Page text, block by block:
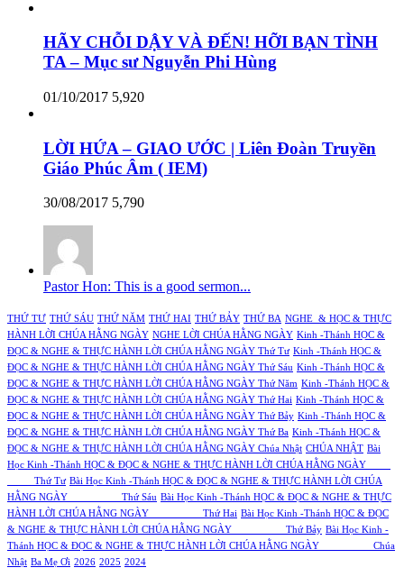
HÃY CHỖI DẬY VÀ ĐẾN! HỠI BẠN TÌNH
TA – Mục sư Nguyễn Phi Hùng
01/10/2017 5,920
LỜI HỨA – GIAO ƯỚC | Liên Đoàn Truyền
Giáo Phúc Âm ( IEM)
30/08/2017 5,790
Pastor Hon: This is a good sermon...
THỨ TƯ THỨ SÁU THỨ NĂM THỨ HAI THỨ BẢY THỨ BA NGHE & HỌC & THỰC
HÀNH LỜI CHÚA HẰNG NGÀY NGHE LỜI CHÚA HẰNG NGÀY Kinh -Thánh HỌC &
ĐỌC & NGHE & THỰC HÀNH LỜI CHÚA HẰNG NGÀY Thứ Tư Kinh -Thánh HỌC &
ĐỌC & NGHE & THỰC HÀNH LỜI CHÚA HẰNG NGÀY Thứ Sáu Kinh -Thánh HỌC &
ĐỌC & NGHE & THỰC HÀNH LỜI CHÚA HẰNG NGÀY Thứ Năm Kinh -Thánh HỌC &
ĐỌC & NGHE & THỰC HÀNH LỜI CHÚA HẰNG NGÀY Thứ Hai Kinh -Thánh HỌC &
ĐỌC & NGHE & THỰC HÀNH LỜI CHÚA HẰNG NGÀY Thứ Bảy Kinh -Thánh HỌC &
ĐỌC & NGHE & THỰC HÀNH LỜI CHÚA HẰNG NGÀY Thứ Ba Kinh -Thánh HỌC &
ĐỌC & NGHE & THỰC HÀNH LỜI CHÚA HẰNG NGÀY Chúa Nhật CHÚA NHẬT Bài
Học Kinh -Thánh HỌC & ĐỌC & NGHE & THỰC HÀNH LỜI CHÚA HẰNG NGÀY
Thứ Tư Bài Học Kinh -Thánh HỌC & ĐỌC & NGHE & THỰC HÀNH LỜI CHÚA
HẰNG NGÀY Thứ Sáu Bài Học Kinh -Thánh HỌC & ĐỌC & NGHE & THỰC
HÀNH LỜI CHÚA HẰNG NGÀY Thứ Hai Bài Học Kinh -Thánh HỌC & ĐỌC
& NGHE & THỰC HÀNH LỜI CHÚA HẰNG NGÀY Thứ Bảy Bài Học Kinh -
Thánh HỌC & ĐỌC & NGHE & THỰC HÀNH LỜI CHÚA HẰNG NGÀY Chúa
Nhật Ba Mẹ Ơi 2026 2025 2024